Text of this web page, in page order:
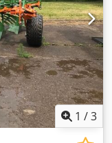
1 /3